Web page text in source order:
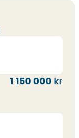
1 150 000 kr